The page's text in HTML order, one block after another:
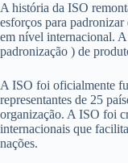
A história da ISO
esforços para
em nível internacional.
padronização ) de
A ISO foi oficialmente
representantes de 25
organização. A ISO foi
internacionais que
nações.